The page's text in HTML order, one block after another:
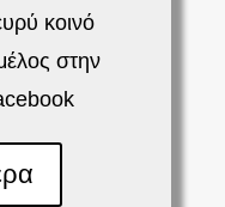
κοινό
στην